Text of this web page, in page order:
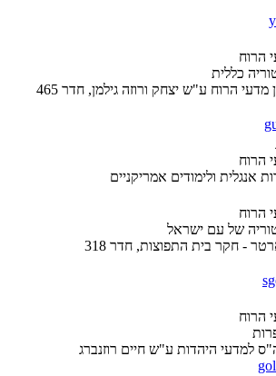
הרוח
כללית
מדעי הרוח ע"ש יצחק ורוזה גילמן, חדר 465
הרוח
אנגלית ולימודים אמריקניים
הרוח
של עם ישראל
- חקר בית התפוצות, חדר 318
הרוח
למדעי היהדות ע"ש חיים רוזנברג